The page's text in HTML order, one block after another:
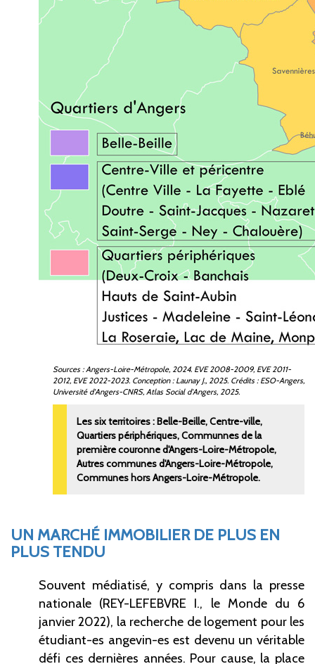
Sources : Angers-Loire-Métropole, 2024. EVE 2008-2009, EVE 2011-
2012, EVE 2022-2023. Conception : Launay J., 2025. Crédits : ESO-Angers,
Université d'Angers-CNRS, Atlas Social d'Angers, 2025.
Les six territoires: Belle-Beille, Centre-ville,
Quartiers périphériques, Communnes de la
première couronne d'Angers-Loire-Métropole,
Autres communes d'Angers-Loire-Métropole,
Communes hors Angers-Loire-Métropole.
UN MARCHÉ IMMOBILIER DE PLUS EN
PLUS TENDU
Souvent médiatisé, y compris dans la presse
nationale (REY-LEFEBVRE I., le Monde du 6
janvier 2022), la recherche de logement pour les
étudiant-es angevin-es est devenu un véritable
défi ces dernières années. Pour cause, la place